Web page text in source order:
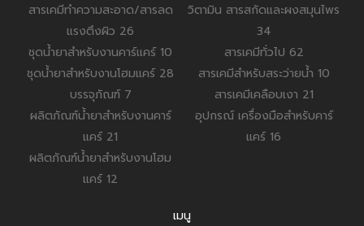
สารเคมีทำความสะอาด/สารลด
แรงตึงผิว 26
ชุดน้ำยาสำหรับงานคาร์แคร์ 10
ชุดน้ำยาสำหรับงานโฮมแคร์ 28
บรรจุภัณฑ์ 7
ผลิตภัณฑ์น้ำยาสำหรับงานคาร์
แคร์ 21
ผลิตภัณฑ์น้ำยาสำหรับงานโฮม
แคร์ 12
วิตามิน สารสกัดและผงสมุนไพร
34
สารเคมีทั่วไป 62
สารเคมีสำหรับสระว่ายน้ำ 10
สารเคมีเคลือบเงา 21
อุปกรณ์ เครื่องมือสำหรับคาร์
แคร์ 16
เมนู